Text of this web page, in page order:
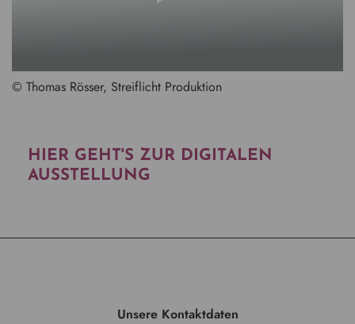
© Thomas Rösser, Streiflicht Produktion
HIER GEHT'S ZUR DIGITALEN
AUSSTELLUNG
Unsere Kontaktdaten